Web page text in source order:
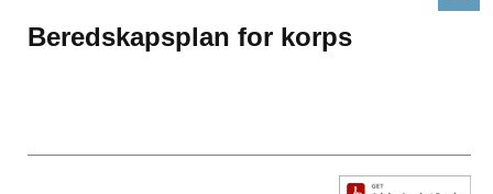
Beredskapsplan for korps